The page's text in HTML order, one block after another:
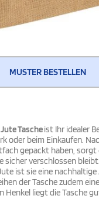
MUSTER BESTELLEN
Tascheist Ihr idealer
oder beim Einkaufen.
gepackt haben,
sicher verschlossen
ist sie eine nachhaltige
der Tasche zudem
Henkel liegt die Tasche